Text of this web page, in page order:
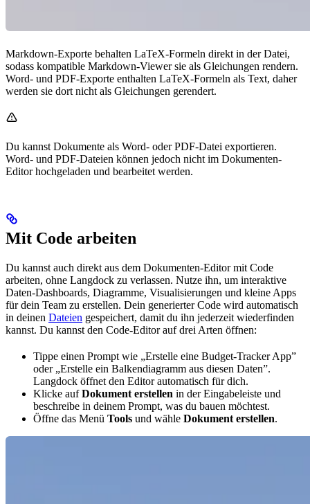
Markdown-Exporte behalten LaTeX-Formeln direkt in der Datei,
sodass kompatible Markdown-Viewer sie als Gleichungen rendern.
Word- und PDF-Exporte enthalten LaTeX-Formeln als Text, daher
werden sie dort nicht als Gleichungen gerendert.
Du kannst Dokumente als Word- oder PDF-Datei exportieren.
Word- und PDF-Dateien können jedoch nicht im Dokumenten-
Editor hochgeladen und bearbeitet werden.
Mit Code arbeiten
Du kannst auch direkt aus dem Dokumenten-Editor mit Code
arbeiten, ohne Langdock zu verlassen. Nutze ihn, um interaktive
Daten-Dashboards, Diagramme, Visualisierungen und kleine Apps
für dein Team zu erstellen. Dein generierter Code wird automatisch
in deinen Dateien gespeichert, damit du ihn jederzeit wiederfinden
kannst. Du kannst den Code-Editor auf drei Arten öffnen:
Tippe einen Prompt wie „Erstelle eine Budget-Tracker App”
oder „Erstelle ein Balkendiagramm aus diesen Daten”.
Langdock öffnet den Editor automatisch für dich.
Klicke aufDokument erstellen in der Eingabeleiste und
beschreibe in deinem Prompt, was du bauen möchtest.
Öffne das Menü Tools und wähle Dokument erstellen.